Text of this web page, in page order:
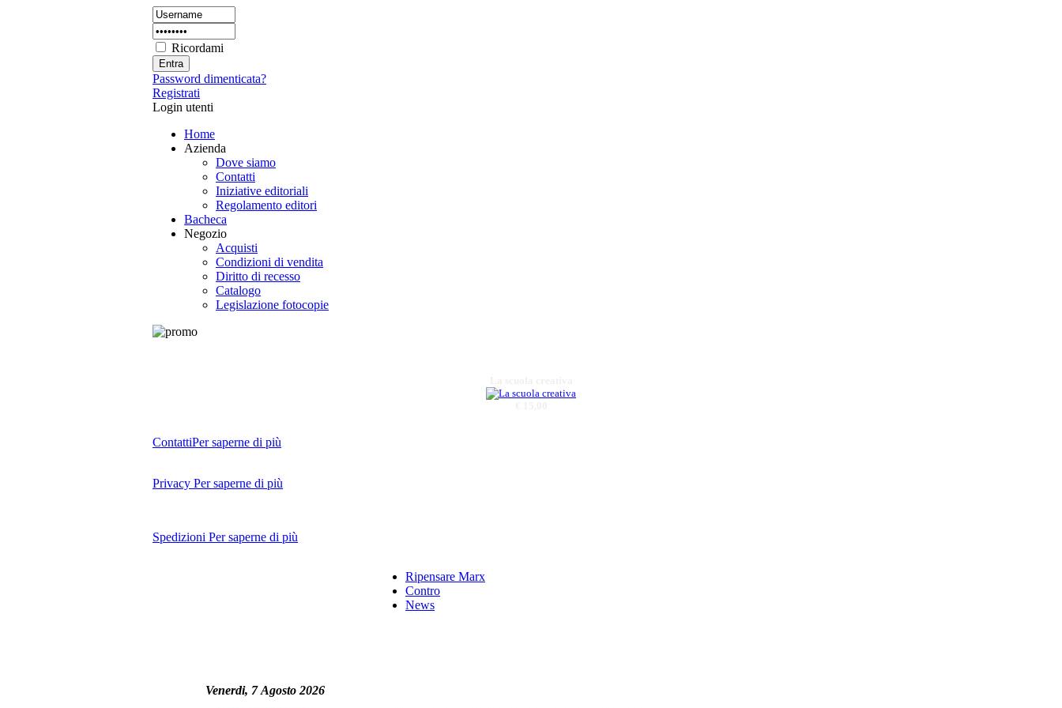
Ricordami
Password dimenticata?
Registrati
Login utenti
Home
Azienda
Dove siamo
Contatti
Iniziative editoriali
Regolamento editori
Bacheca
Negozio
Acquisti
Condizioni di vendita
Diritto di recesso
Catalogo
Legislazione fotocopie
€ 15,00
ContattiPer saperne di più
Privacy Per saperne di più
Spedizioni Per saperne di più
Venerdi, 7 Agosto 2026
Ripensare Marx
Contro
News